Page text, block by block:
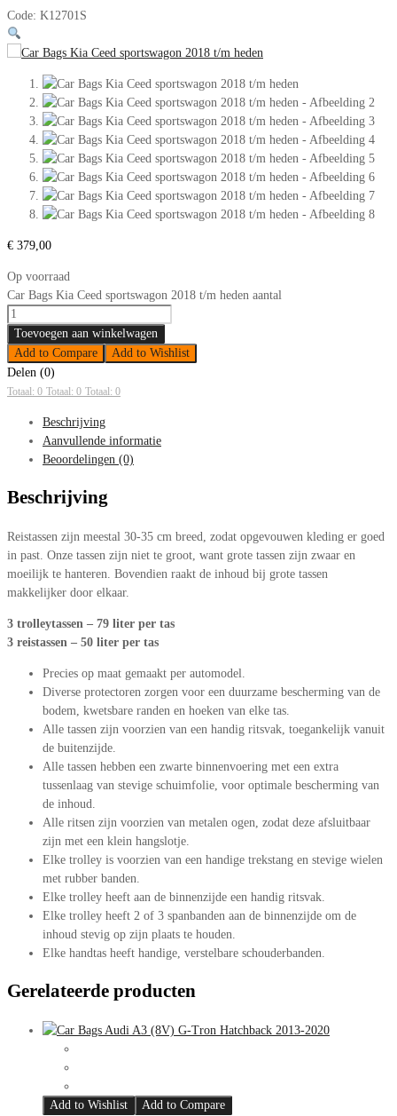
Code: K12701S
€ 379,00
Op voorraad
Car Bags Kia Ceed sportswagon 2018 t/m heden aantal
Toevoegen aan winkelwagen
Add to Compare
Add to Wishlist
Delen (0)
Totaal: 0 Totaal: 0 Totaal: 0
Beschrijving
Aanvullende informatie
Beoordelingen (0)
Beschrijving
Reistassen zijn meestal 30-35 cm breed, zodat opgevouwen kleding er goed
in past. Onze tassen zijn niet te groot, want grote tassen zijn zwaar en
moeilijk te hanteren. Bovendien raakt de inhoud bij grote tassen
makkelijker door elkaar.
3 trolleytassen – 79 liter per tas
3 reistassen – 50 liter per tas
Precies op maat gemaakt per automodel.
Diverse protectoren zorgen voor een duurzame bescherming van de
bodem, kwetsbare randen en hoeken van elke tas.
Alle tassen zijn voorzien van een handig ritsvak, toegankelijk vanuit
de buitenzijde.
Alle tassen hebben een zwarte binnenvoering met een extra
tussenlaag van stevige schuimfolie, voor optimale bescherming van
de inhoud.
Alle ritsen zijn voorzien van metalen ogen, zodat deze afsluitbaar
zijn met een klein hangslotje.
Elke trolley is voorzien van een handige trekstang en stevige wielen
met rubber banden.
Elke trolley heeft aan de binnenzijde een handig ritsvak.
Elke trolley heeft 2 of 3 spanbanden aan de binnenzijde om de
inhoud stevig op zijn plaats te houden.
Elke handtas heeft handige, verstelbare schouderbanden.
Gerelateerde producten
Add to Wishlist
Add to Compare